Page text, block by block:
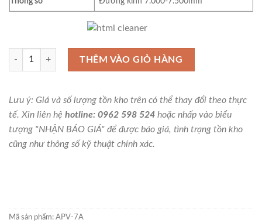
Tay cầm trục chuẩn 7.000-7.500mm APV-7A số lượng
THÊM VÀO GIỎ HÀNG
Lưu ý: Giá và số lượng tồn kho trên có thể thay đổi theo thực
tế. Xin liên hệ hotline: 0962 598 524 hoặc nhấp vào biểu
tượng "NHẬN BÁO GIÁ" để được báo giá, tình trạng tồn kho
cũng như thông số kỹ thuật chính xác.
Mã sản phẩm: APV-7A